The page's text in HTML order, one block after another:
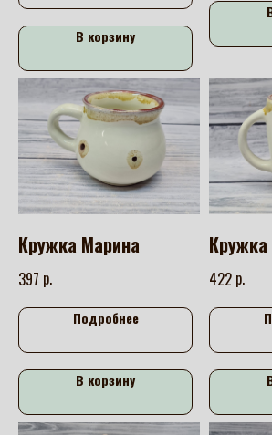
В корзину
Кружка Марина
397 р.
Подробнее
В корзину
422 р.